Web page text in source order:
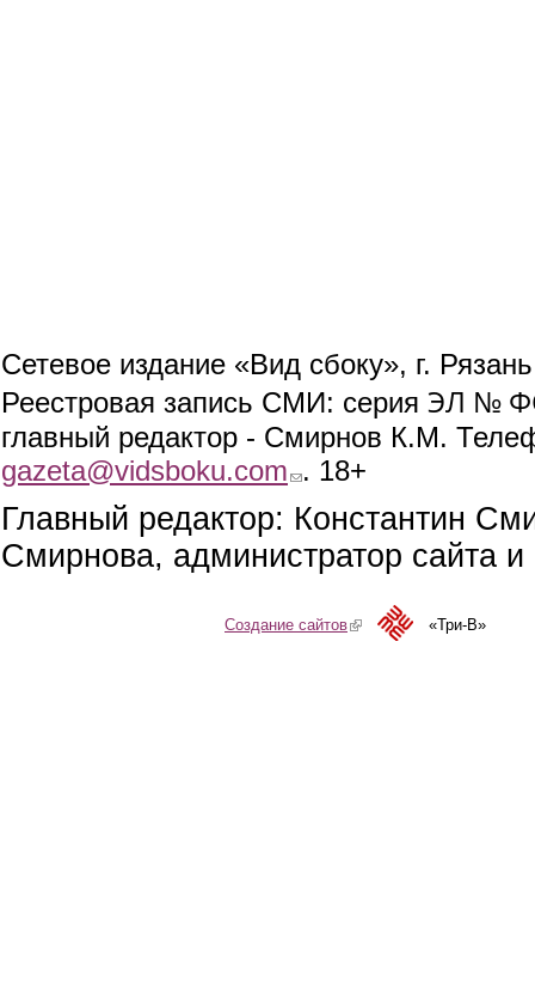
Сетевое издание «Вид сбоку», г.
Реестровая запись СМИ: серия ЭЛ №
главный редактор - Смирнов К.М.
gazeta@vidsboku.com (link sends e-mail)
. 18+
Главный редактор: Константин
Смирнова, администратор сайта
Создание сайтов(link is external)«Три-В»